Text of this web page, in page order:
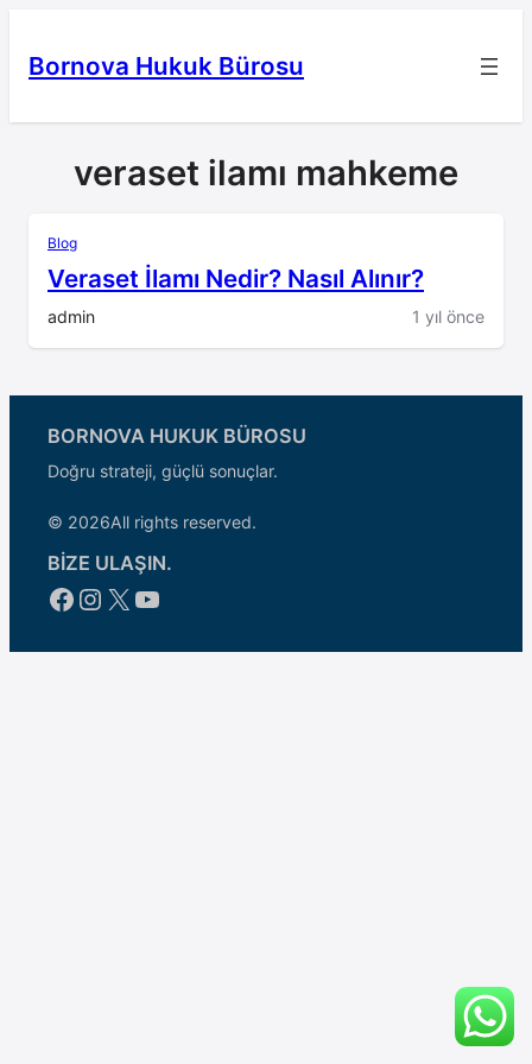
geçBornova Hukuk Bürosu
veraset ilamı mahkeme
Blog
Veraset İlamı Nedir? Nasıl Alınır?
admin 1 yıl önce
BORNOVA HUKUK BÜROSU
Doğru strateji, güçlü sonuçlar.
© 2026All rights reserved.
BİZE ULAŞIN.
Facebook
Instagram
X YouTube